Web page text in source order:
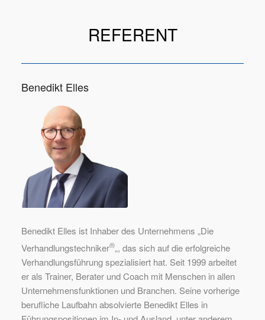
REFERENT
Benedikt Elles
Benedikt Elles ist Inhaber des Unternehmens „Die
Verhandlungstechniker®„, das sich auf die erfolgreiche
Verhandlungsführung spezialisiert hat. Seit 1999 arbeitet
er als Trainer, Berater und Coach mit Menschen in allen
Unternehmensfunktionen und Branchen. Seine vorherige
berufliche Laufbahn absolvierte Benedikt Elles in